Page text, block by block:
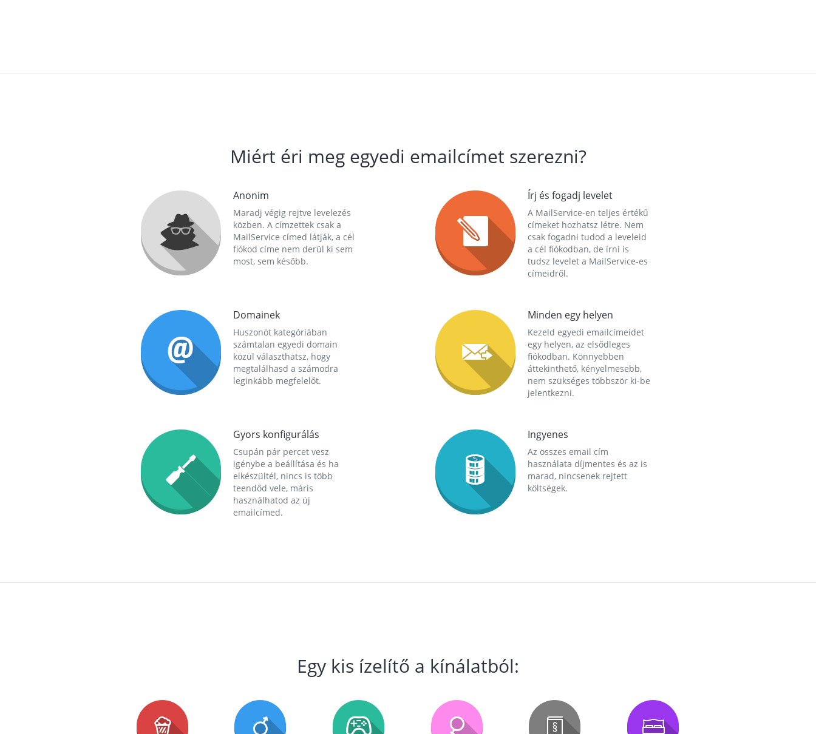
Miért éri meg egyedi emailcímet szerezni?
Anonim
Maradj végig rejtve levelezés
közben. A címzettek csak a
MailService címed látják, a cél
fiókod címe nem derül ki sem
most, sem később.
Írj és fogadj levelet
A MailService-en teljes értékű
címeket hozhatsz létre. Nem
csak fogadni tudod a leveleid
a cél fiókodban, de írni is
tudsz levelet a MailService-es
címeidről.
Domainek
Huszonöt kategóriában
számtalan egyedi domain
közül választhatsz, hogy
megtalálhasd a számodra
leginkább megfelelőt.
Minden egy helyen
Kezeld egyedi emailcímeidet
egy helyen, az elsődleges
fiókodban. Könnyebben
áttekinthető, kényelmesebb,
nem szükséges többször ki-be
jelentkezni.
Gyors konfigurálás
Csupán pár percet vesz
igénybe a beállítása és ha
elkészültél, nincs is több
teendőd vele, máris
használhatod az új
emailcímed.
Ingyenes
Az összes email cím
használata díjmentes és az is
marad, nincsenek rejtett
költségek.
Egy kis ízelítő a kínálatból: